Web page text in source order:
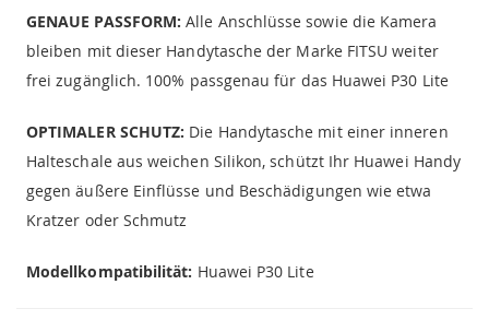
GENAUE PASSFORM: Alle Anschlüsse sowie die Kamera
bleiben mit dieser Handytasche der Marke FITSU weiter
frei zugänglich. 100% passgenau für das Huawei P30 Lite
OPTIMALER SCHUTZ: Die Handytasche mit einer inneren
Halteschale aus weichen Silikon, schützt Ihr Huawei Handy
gegen äußere Einflüsse und Beschädigungen wie etwa
Kratzer oder Schmutz
Modellkompatibilität: Huawei P30 Lite